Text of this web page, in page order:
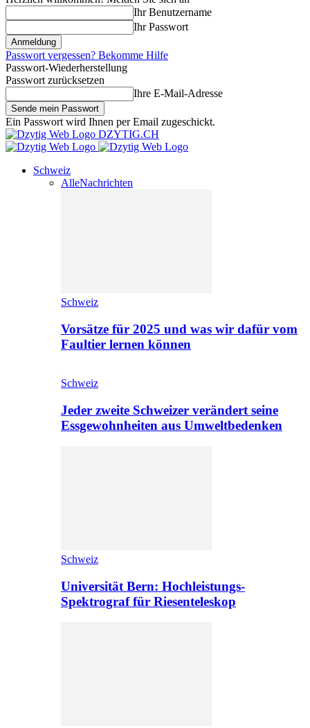
Ihr Benutzername
Ihr Passwort
Passwort vergessen? Bekomme Hilfe
Passwort-Wiederherstellung
Passwort zurücksetzen
Ihre E-Mail-Adresse
Ein Passwort wird Ihnen per Email zugeschickt.
DZYTIG.CH
Schweiz
AlleNachrichten
Schweiz
Vorsätze für 2025 und was wir dafür vom
Faultier lernen können
Schweiz
Jeder zweite Schweizer verändert seine
Essgewohnheiten aus Umweltbedenken
Schweiz
Universität Bern: Hochleistungs-
Spektrograf für Riesenteleskop